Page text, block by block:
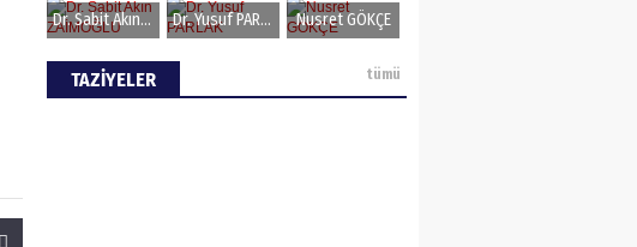
​Dr. Sabit Akın ZAİMOĞLU​ Dr. Yusuf PARLAK Nusret GÖKÇE
TAZİYELER tümü